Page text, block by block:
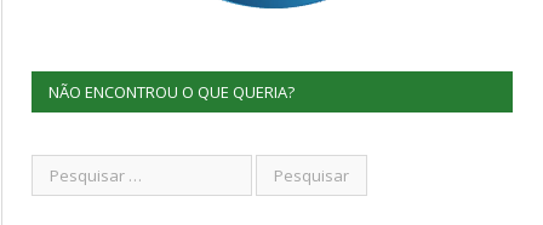
NÃO ENCONTROU O QUE QUERIA?